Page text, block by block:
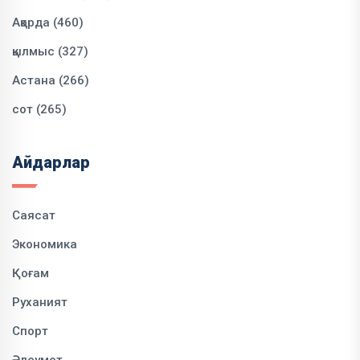
Ақорда (460)
қылмыс (327)
Астана (266)
сот (265)
Айдарлар
Саясат
Экономика
Қоғам
Руханият
Спорт